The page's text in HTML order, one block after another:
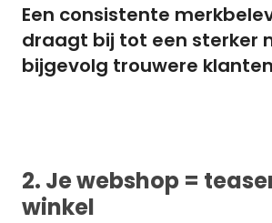
Een consistente
draagt bij tot een sterker
bijgevolg trouwere klanten
2. Je webshop =
winkel